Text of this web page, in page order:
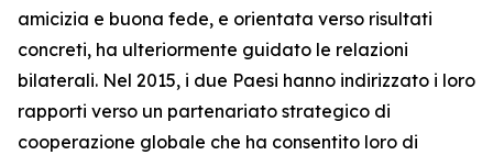
amicizia e buona fede, e orientata verso risultati
concreti, ha ulteriormente guidato le relazioni
bilaterali. Nel 2015, i due Paesi hanno indirizzato i loro
rapporti verso un partenariato strategico di
cooperazione globale che ha consentito loro di